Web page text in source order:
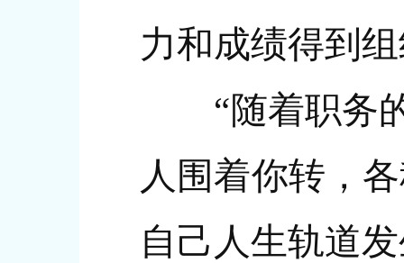
力和成绩得到
“随着职务的
人围着你转，
自己人生轨道